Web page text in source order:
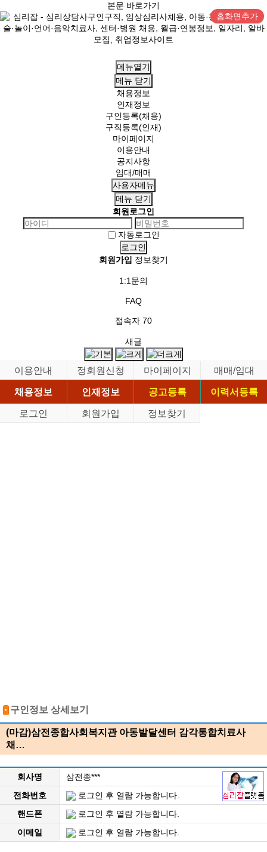
본문 바로가기
홈화면추가
메뉴열기
메뉴 닫기
채용정보
인재정보
구인등록(채용)
구직등록(인재)
마이페이지
이용안내
공지사항
임대/매매
사용자메뉴
메뉴 닫기
회원로그인
자동로그인
회원가입 정보찾기
1:1문의
FAQ
접속자 70
새글
이용안내 정회원신청 마이페이지
매매/임대
채용정보
인재정보 공고등록
이력서등록
로그인
회원가입 정보찾기
구인정보 상세보기
(마감)삼전종합사회복지관 아동발달센터 감각통합치료사
채…
회사명
삼전종***
전화번호
로그인 후 열람 가능합니다.
핸드폰
로그인 후 열람 가능합니다.
이메일
로그인 후 열람 가능합니다.